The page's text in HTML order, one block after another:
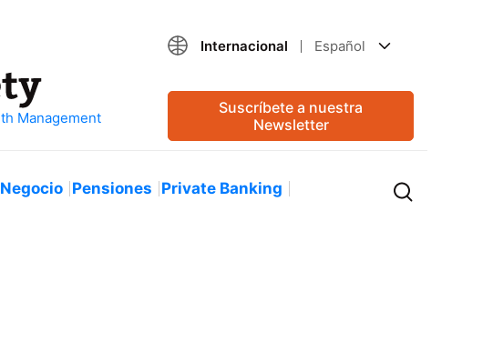
Internacional Español
Suscríbete a nuestra
Newsletter
Negocio Pensiones Private Banking